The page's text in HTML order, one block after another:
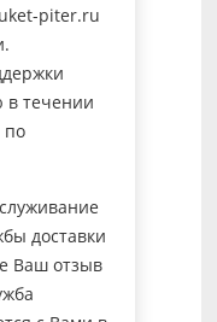
piter.ru
в течении
по
доставки
Ваш отзыв